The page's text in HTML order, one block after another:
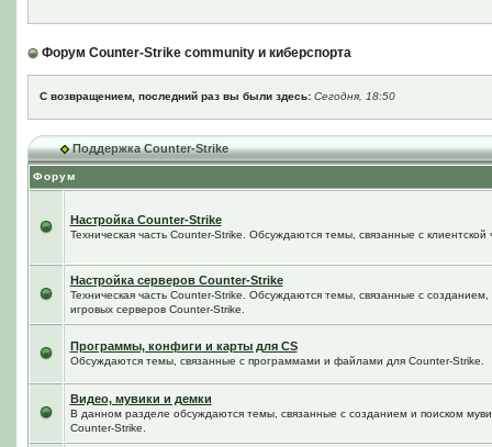
Форум Counter-Strike community и киберспорта
С возвращением, последний раз вы были здесь: Сегодня, 18:50
Поддержка Counter-Strike
Форум
Настройка Counter-Strike
Техническая часть Counter-Strike. Обсуждаются темы, связанные с клиентской
Настройка серверов Counter-Strike
Техническая часть Counter-Strike. Обсуждаются темы, связанные с
игровых серверов Counter-Strike.
Программы, конфиги и карты для CS
Обсуждаются темы, связанные с программами и файлами для Counter-Strike.
Видео, мувики и демки
В данном разделе обсуждаются темы, связанные с созданием и поиском
Counter-Strike.